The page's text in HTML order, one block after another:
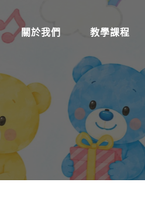
關於我們 教學課程